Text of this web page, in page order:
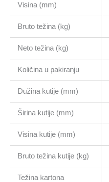
Visina (mm)
Bruto težina (kg)
Neto težina (kg)
Količina u pakiranju
Dužina kutije (mm)
Širina kutije (mm)
Visina kutije (mm)
Bruto težina kutije (kg)
Težina kartona